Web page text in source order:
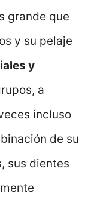
grande que
y su pelaje
y
a
incluso
de su
sus dientes